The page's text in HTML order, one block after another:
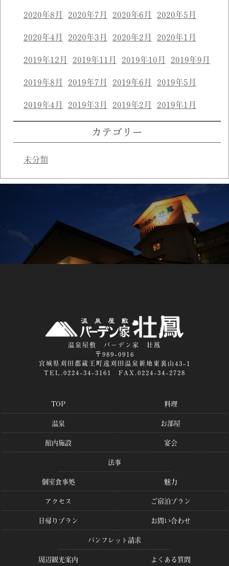
2020年8月 2020年7月 2020年6月 2020年5月
2020年4月 2020年3月 2020年2月 2020年1月
2019年12月 2019年11月 2019年10月 2019年9月
2019年8月 2019年7月 2019年6月 2019年5月
2019年4月 2019年3月 2019年2月 2019年1月
カテゴリー
未分類
温泉屋敷 バーデン家 壮鳳
〒989-0916
宮城県刈田郡蔵王町遠刈田温泉新地東裏山43-1
TEL.0224-34-3161 FAX.0224-34-2728
TOP
料理
温泉
お部屋
館内施設
宴会
法事
個室食事処
魅力
アクセス
ご宿泊プラン
日帰りプラン
お問い合わせ
パンフレット請求
周辺観光案内
よくある質問